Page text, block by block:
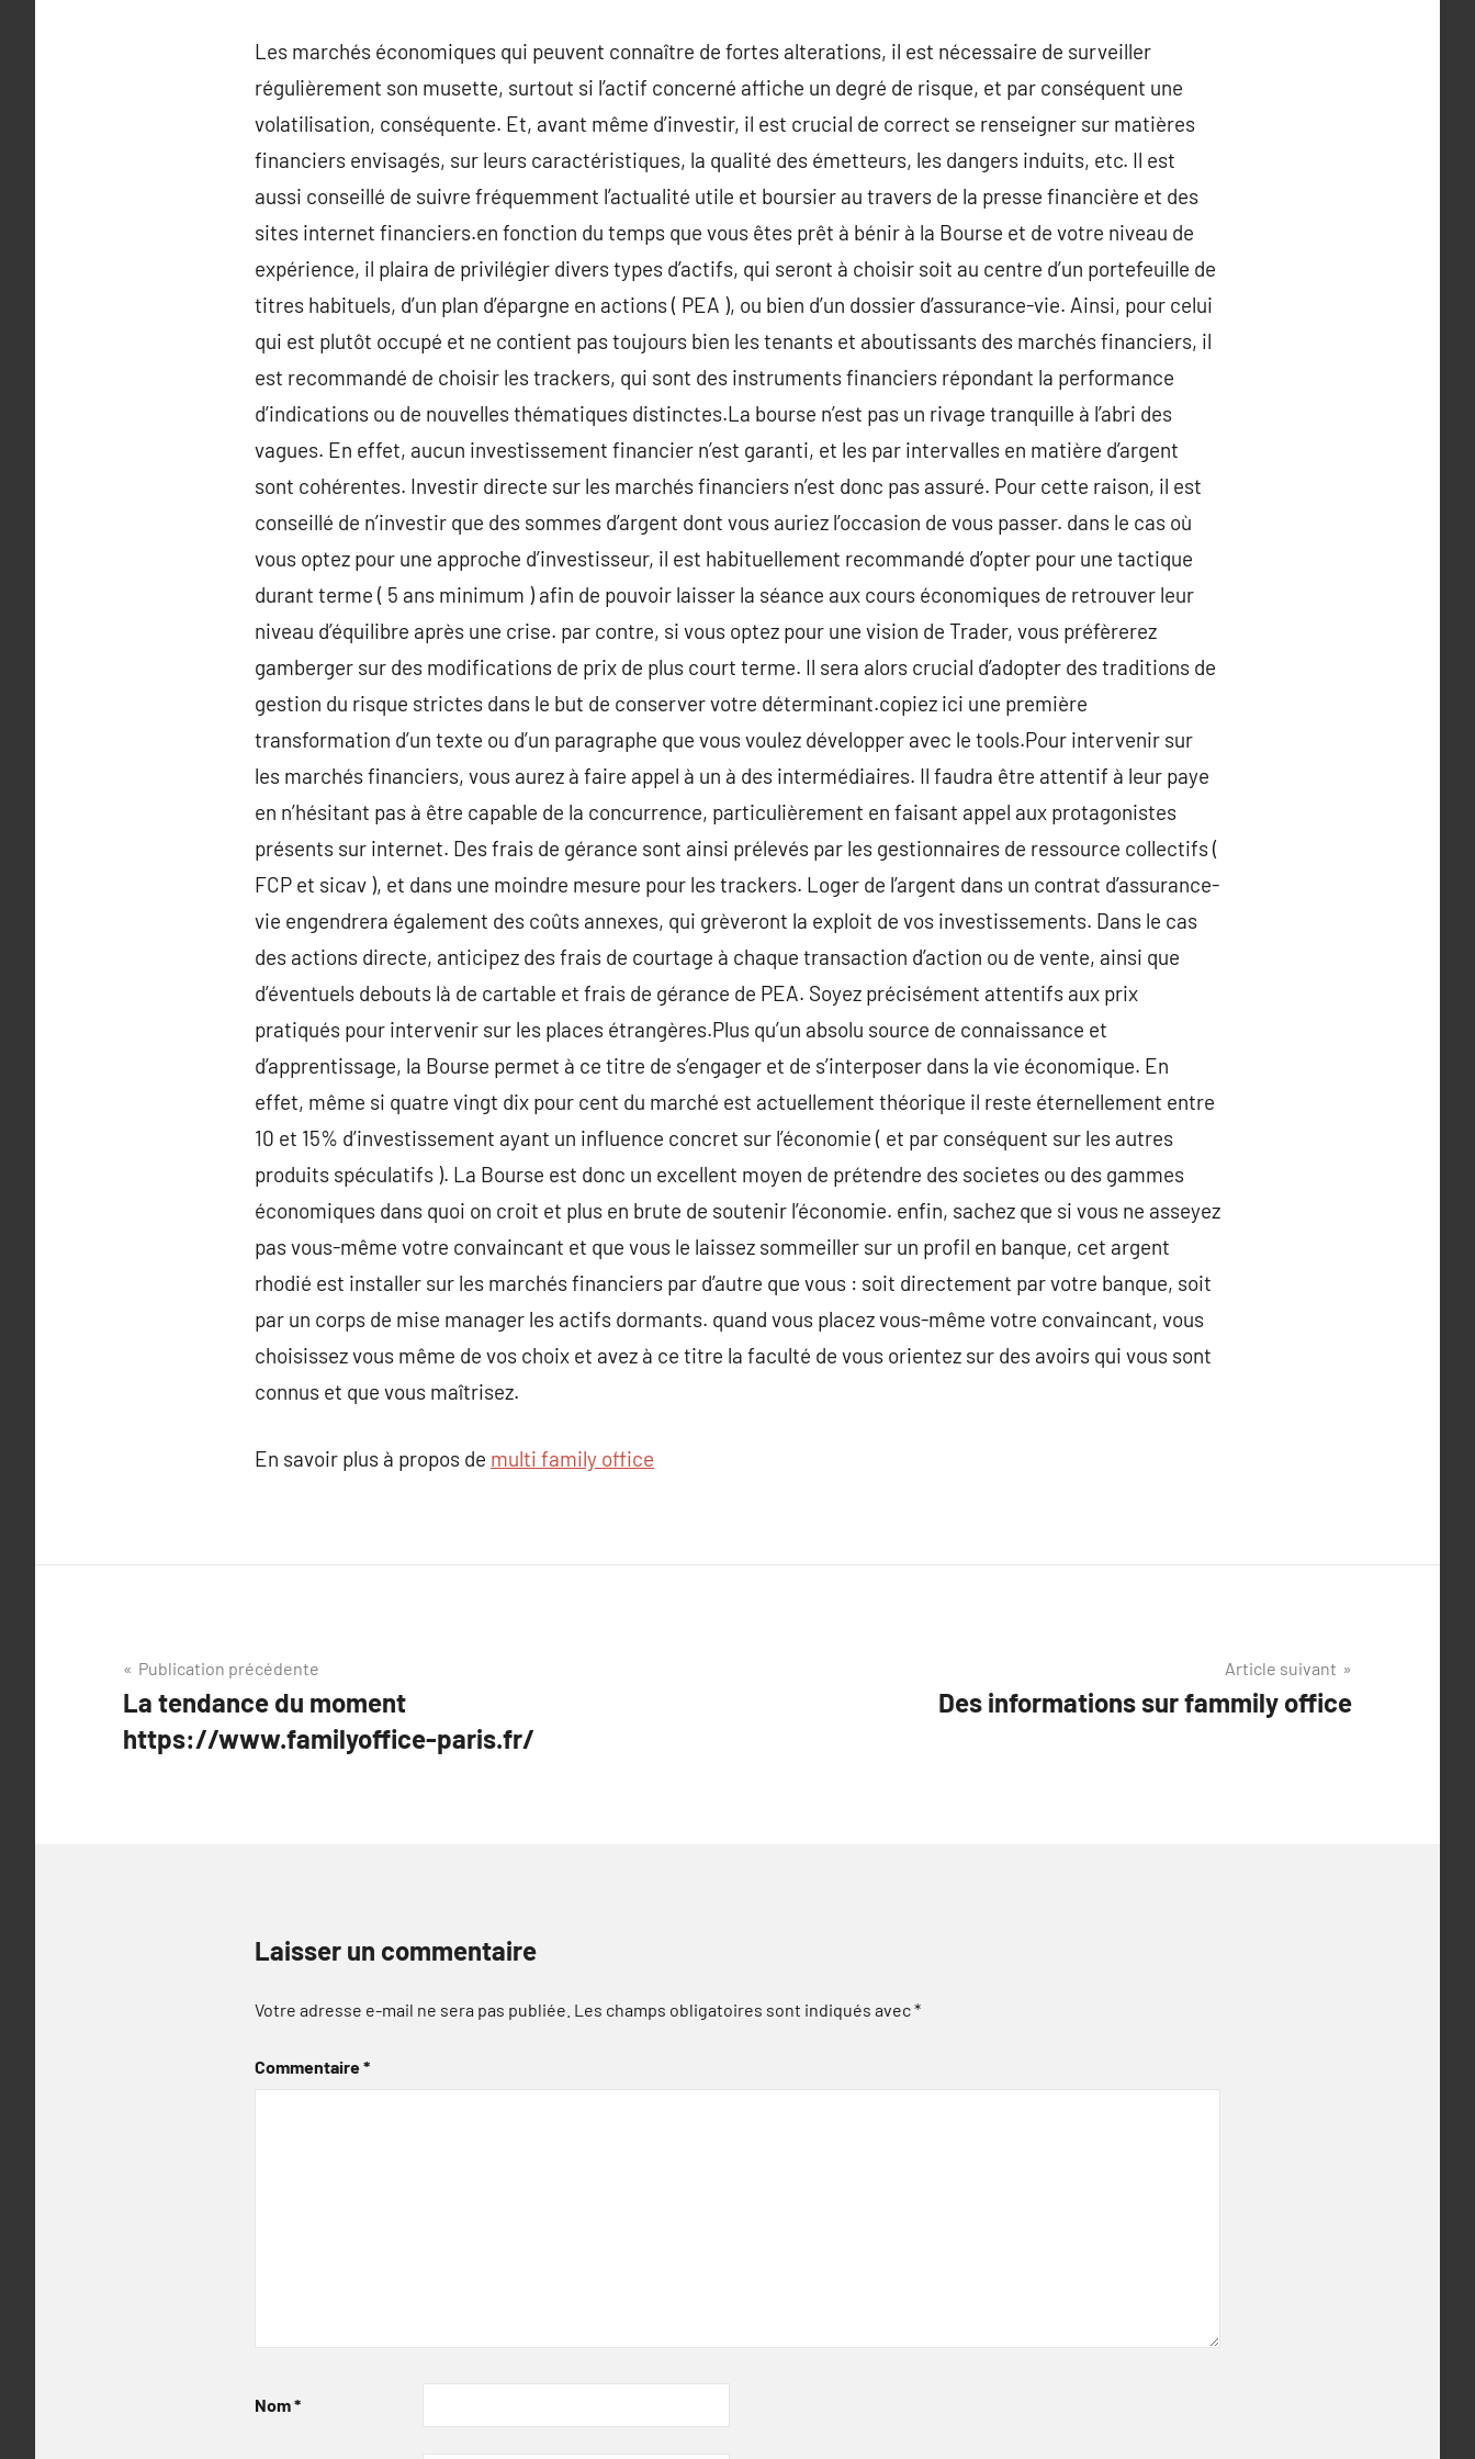
Les marchés économiques qui peuvent connaître de fortes alterations, il est nécessaire de surveiller
régulièrement son musette, surtout si l’actif concerné affiche un degré de risque, et par conséquent une
volatilisation, conséquente. Et, avant même d’investir, il est crucial de correct se renseigner sur matières
financiers envisagés, sur leurs caractéristiques, la qualité des émetteurs, les dangers induits, etc. Il est
aussi conseillé de suivre fréquemment l’actualité utile et boursier au travers de la presse financière et des
sites internet financiers.en fonction du temps que vous êtes prêt à bénir à la Bourse et de votre niveau de
expérience, il plaira de privilégier divers types d’actifs, qui seront à choisir soit au centre d’un portefeuille de
titres habituels, d’un plan d’épargne en actions ( PEA ), ou bien d’un dossier d’assurance-vie. Ainsi, pour celui
qui est plutôt occupé et ne contient pas toujours bien les tenants et aboutissants des marchés financiers, il
est recommandé de choisir les trackers, qui sont des instruments financiers répondant la performance
d’indications ou de nouvelles thématiques distinctes.La bourse n’est pas un rivage tranquille à l’abri des
vagues. En effet, aucun investissement financier n’est garanti, et les par intervalles en matière d’argent
sont cohérentes. Investir directe sur les marchés financiers n’est donc pas assuré. Pour cette raison, il est
conseillé de n’investir que des sommes d’argent dont vous auriez l’occasion de vous passer. dans le cas où
vous optez pour une approche d’investisseur, il est habituellement recommandé d’opter pour une tactique
durant terme ( 5 ans minimum ) afin de pouvoir laisser la séance aux cours économiques de retrouver leur
niveau d’équilibre après une crise. par contre, si vous optez pour une vision de Trader, vous préfèrerez
gamberger sur des modifications de prix de plus court terme. Il sera alors crucial d’adopter des traditions de
gestion du risque strictes dans le but de conserver votre déterminant.copiez ici une première
transformation d’un texte ou d’un paragraphe que vous voulez développer avec le tools.Pour intervenir sur
les marchés financiers, vous aurez à faire appel à un à des intermédiaires. Il faudra être attentif à leur paye
en n’hésitant pas à être capable de la concurrence, particulièrement en faisant appel aux protagonistes
présents sur internet. Des frais de gérance sont ainsi prélevés par les gestionnaires de ressource collectifs (
FCP et sicav ), et dans une moindre mesure pour les trackers. Loger de l’argent dans un contrat d’assurance-
vie engendrera également des coûts annexes, qui grèveront la exploit de vos investissements. Dans le cas
des actions directe, anticipez des frais de courtage à chaque transaction d’action ou de vente, ainsi que
d’éventuels debouts là de cartable et frais de gérance de PEA. Soyez précisément attentifs aux prix
pratiqués pour intervenir sur les places étrangères.Plus qu’un absolu source de connaissance et
d’apprentissage, la Bourse permet à ce titre de s’engager et de s’interposer dans la vie économique. En
effet, même si quatre vingt dix pour cent du marché est actuellement théorique il reste éternellement entre
10 et 15% d’investissement ayant un influence concret sur l’économie ( et par conséquent sur les autres
produits spéculatifs ). La Bourse est donc un excellent moyen de prétendre des societes ou des gammes
économiques dans quoi on croit et plus en brute de soutenir l’économie. enfin, sachez que si vous ne asseyez
pas vous-même votre convaincant et que vous le laissez sommeiller sur un profil en banque, cet argent
rhodié est installer sur les marchés financiers par d’autre que vous : soit directement par votre banque, soit
par un corps de mise manager les actifs dormants. quand vous placez vous-même votre convaincant, vous
choisissez vous même de vos choix et avez à ce titre la faculté de vous orientez sur des avoirs qui vous sont
connus et que vous maîtrisez.
En savoir plus à propos de multi family office
Navigation
de
l’article
Publication précédente
La tendance du moment
https://www.familyoffice-paris.fr/
Article suivant
Des informations sur fammily office
Laisser un commentaire
Votre adresse e-mail ne sera pas publiée. Les champs obligatoires sont indiqués avec*
Commentaire*
Nom*